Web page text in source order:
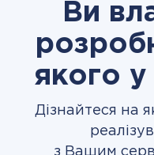
Ви
якого
Дізнайтеся на
з Вашим